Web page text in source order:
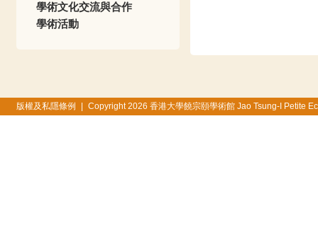
學術文化交流與合作
學術活動
版權及私隱條例 | Copyright 2026 香港大學饒宗頤學術館 Jao Tsung-I Petite